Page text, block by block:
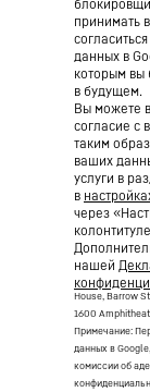
принимать
данных в
которым вы
в будущем.
Вы можете
согласие с
таким
ваших
услуги в
в
через
нашей
House, Barrow
1600
Примечание:
данных в
комиссии об